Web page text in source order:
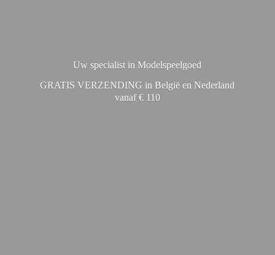
Uw specialist in Modelspeelgoed
GRATIS VERZENDING in België en Nederland
vanaf € 110